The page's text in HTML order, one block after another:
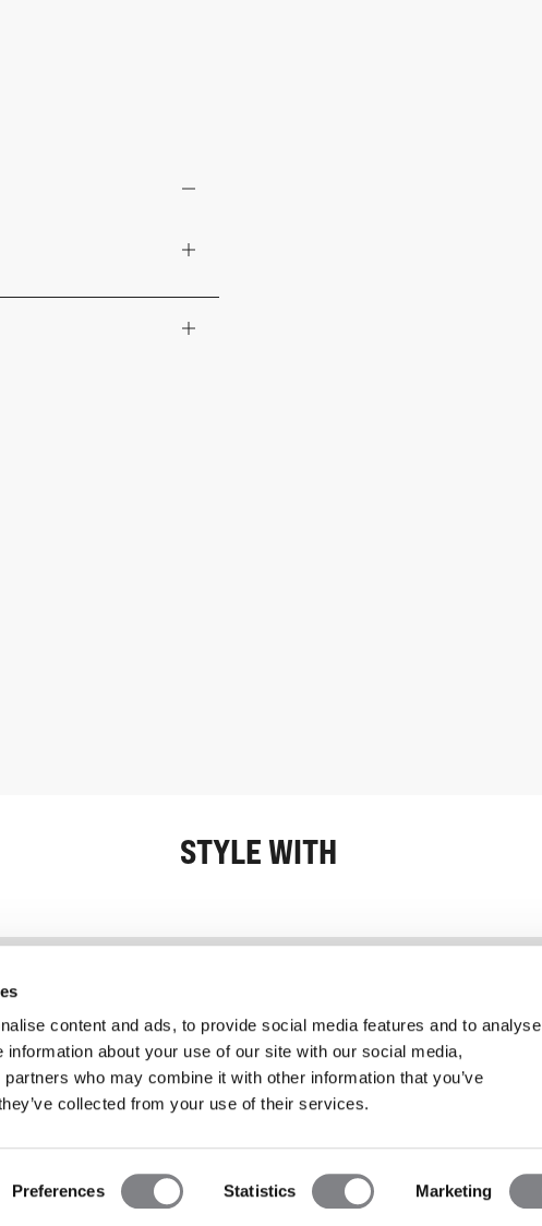
content and ads, to provide social media features and to analyse
about your use of our site with our social media,
who may combine it with other information that you’ve
collected from your use of their services.
Preferences Statistics Marketing
STYLE WITH